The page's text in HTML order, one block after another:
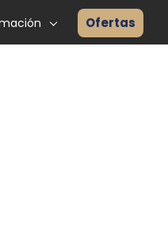
Ofertas